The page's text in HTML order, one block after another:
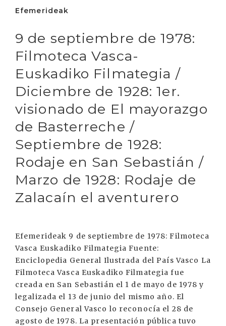
Efemerideak
9 de septiembre de 1978:
Filmoteca Vasca-
Euskadiko Filmategia /
Diciembre de 1928: 1er.
visionado de El mayorazgo
de Basterreche /
Septiembre de 1928:
Rodaje en San Sebastián /
Marzo de 1928: Rodaje de
Zalacaín el aventurero
Efemerideak 9 de septiembre de 1978: Filmoteca
Vasca Euskadiko Filmategia Fuente:
Enciclopedia General Ilustrada del País Vasco La
Filmoteca Vasca Euskadiko Filmategia fue
creada en San Sebastián el 1 de mayo de 1978 y
legalizada el 13 de junio del mismo año. El
Consejo General Vasco lo reconocía el 28 de
agosto de 1978. La presentación pública tuvo